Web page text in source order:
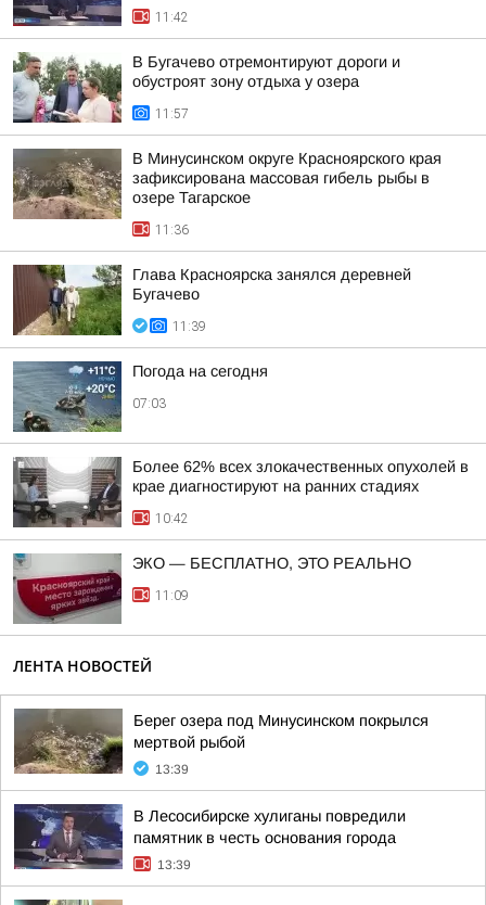
11:42
В Бугачево отремонтируют дороги и
обустроят зону отдыха у озера
11:57
В Минусинском округе Красноярского края
зафиксирована массовая гибель рыбы в
озере Тагарское
11:36
Глава Красноярска занялся деревней
Бугачево
11:39
Погода на сегодня
07:03
Более 62% всех злокачественных опухолей в
крае диагностируют на ранних стадиях
10:42
ЭКО — БЕСПЛАТНО, ЭТО РЕАЛЬНО
11:09
ЛЕНТА НОВОСТЕЙ
Берег озера под Минусинском покрылся
мертвой рыбой
13:39
В Лесосибирске хулиганы повредили
памятник в честь основания города
13:39